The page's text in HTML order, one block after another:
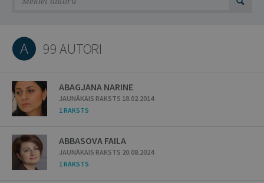
A 99 AUTORI
ABAGJANA NARINE
JAUNĀKAIS RAKSTS 18.02.2014
1 RAKSTS
ABBASOVA FAILA
JAUNĀKAIS RAKSTS 20.08.2024
1 RAKSTS